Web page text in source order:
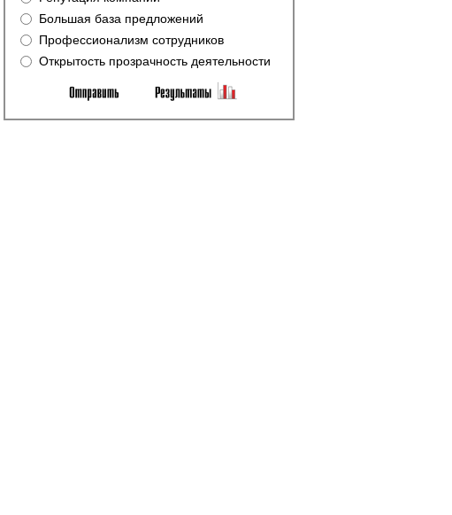
Большая база предложений
Профессионализм сотрудников
Открытость прозрачность деятельности